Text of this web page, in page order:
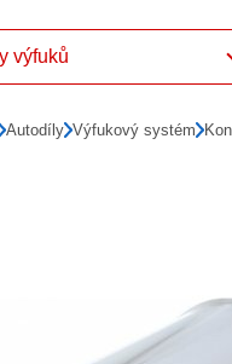
výfuků
Autodíly Výfukový systém